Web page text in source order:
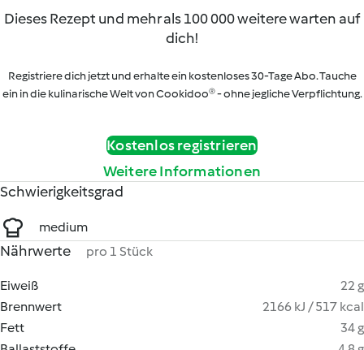
Dieses Rezept und mehr als 100 000 weitere warten auf
dich!
Registriere dich jetzt und erhalte ein kostenloses 30-Tage Abo. Tauche
ein in die kulinarische Welt von Cookidoo® - ohne jegliche Verpflichtung.
Kostenlos registrieren
Weitere Informationen
Schwierigkeitsgrad
medium
Nährwerte pro 1 Stück
Eiweiß
22 g
Brennwert
2166 kJ / 517 kcal
Fett
34 g